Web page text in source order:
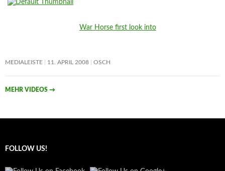
War Horse first look into
MEDIALEISTE 11. APRIL 2008 OSCH
MEHR VIDEOS →
FOLLOW US!